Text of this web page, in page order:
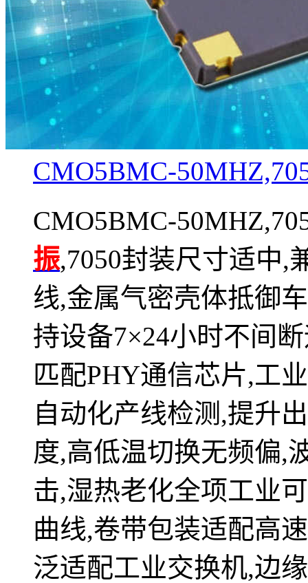
CMO5BMC-
CMO5BMC-
振,7050封装尺寸适中,
线,金属气密壳体抵御
持设备7×24小时不间
匹配PHY通信芯片,工
自动化产线检测,提升
度,高低温切换无频偏,
击,湿热老化全项工业
曲线,卷带包装适配高
泛适配工业交换机,边